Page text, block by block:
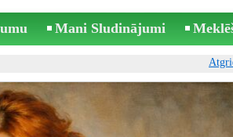
Mani Sludinājumi